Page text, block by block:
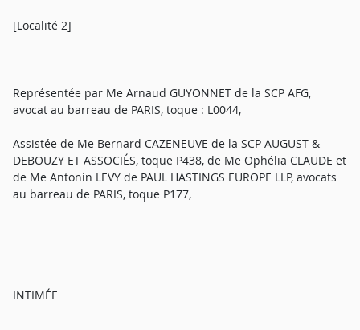
[Localité 2]
Représentée par Me Arnaud GUYONNET de la SCP AFG,
avocat au barreau de PARIS, toque : L0044,
Assistée de Me Bernard CAZENEUVE de la SCP AUGUST &
DEBOUZY ET ASSOCIÉS, toque P438, de Me Ophélia CLAUDE et
de Me Antonin LEVY de PAUL HASTINGS EUROPE LLP, avocats
au barreau de PARIS, toque P177,
INTIMÉE